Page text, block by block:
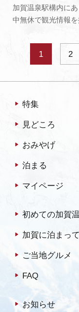
加賀温泉駅構内に
中無休で観光情報を
トホームです。 見
ぶ、食べる、買う
報が集まっていま
まな散策マップや観
し…
1 2
特集
見どころ
おみやげ
泊まる
マイページ
初めての加賀
加賀に泊まっ
ご当地グルメ
FAQ
お知らせ